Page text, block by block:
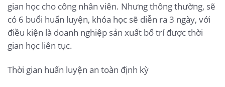
gian học cho công nhân viên. Nhưng thông thường, sẽ
có 6 buổi huấn luyện, khóa học sẽ diễn ra 3 ngày, với
điều kiện là doanh nghiệp sản xuất bố trí được thời
gian học liên tục.
Thời gian huấn luyện an toàn định kỳ